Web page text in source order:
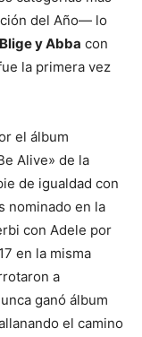
del Año— lo
y Abba con
la primera vez
el álbum
Alive» de la
de igualdad con
nominado en la
con Adele por
en la misma
a
ganó álbum
el camino